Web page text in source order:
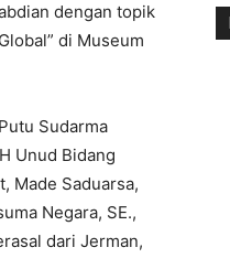
dengan topik
di Museum
Sudarma
Unud Bidang
Made Saduarsa,
Negara, SE.,
dari Jerman,